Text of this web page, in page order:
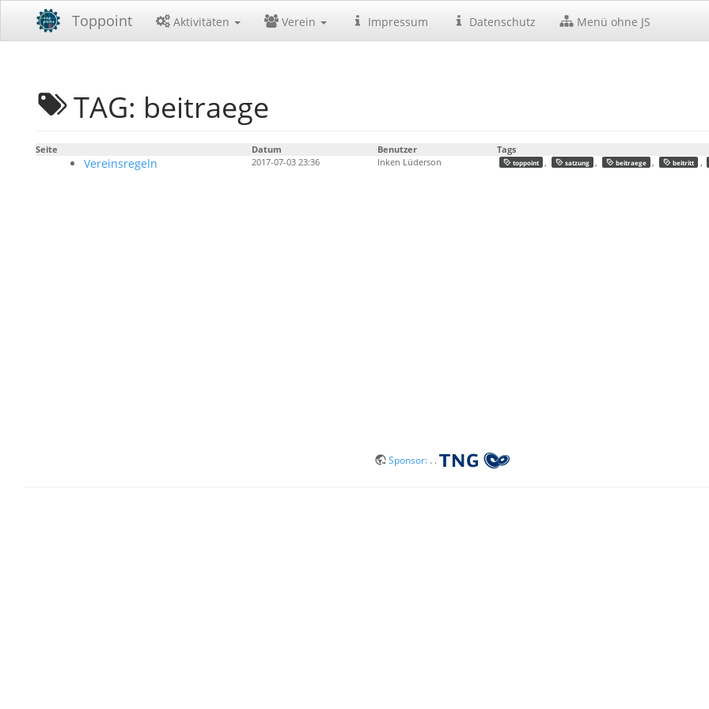
Toppoint Aktivitäten Verein Impressum Datenschutz Menü ohne JS
TAG: beitraege
Seite Datum Benutzer Tags
Vereinsregeln 2017-07-03 23:36 Inken Lüderson toppoint satzung beitraege beitritt
Sponsor: . .